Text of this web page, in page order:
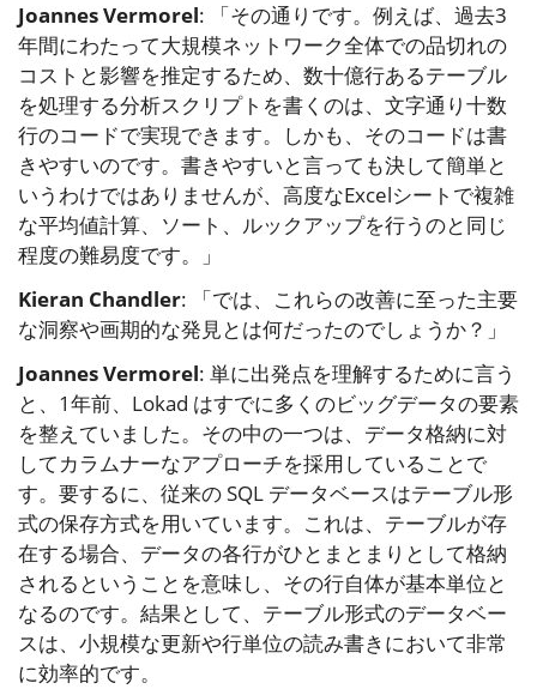
Joannes Vermorel: 「その通りです。例えば、過去3
年間にわたって大規模ネットワーク全体での品切れの
コストと影響を推定するため、数十億行あるテーブル
を処理する分析スクリプトを書くのは、文字通り十数
行のコードで実現できます。しかも、そのコードは書
きやすいのです。書きやすいと言っても決して簡単と
いうわけではありませんが、高度なExcelシートで複雑
な平均値計算、ソート、ルックアップを行うのと同じ
程度の難易度です。」
Kieran Chandler: 「では、これらの改善に至った主要
な洞察や画期的な発見とは何だったのでしょうか？」
Joannes Vermorel: 単に出発点を理解するために言う
と、1年前、Lokad はすでに多くのビッグデータの要素
を整えていました。その中の一つは、データ格納に対
してカラムナーなアプローチを採用していることで
す。要するに、従来の SQL データベースはテーブル形
式の保存方式を用いています。これは、テーブルが存
在する場合、データの各行がひとまとまりとして格納
されるということを意味し、その行自体が基本単位と
なるのです。結果として、テーブル形式のデータベー
スは、小規模な更新や行単位の読み書きにおいて非常
に効率的です。